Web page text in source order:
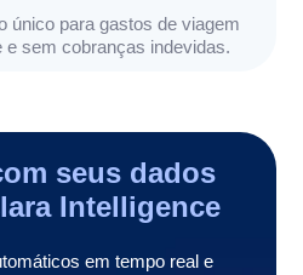
único para gastos de viagem
sem cobranças indevidas.
seus dados
Intelligence
em tempo real e